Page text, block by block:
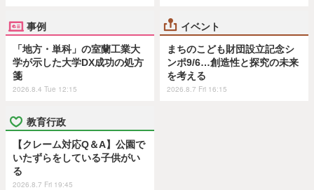
事例
「地方・単科」の室蘭工業大
学が示した大学DX成功の処方
箋
2026.8.4 Tue 12:15
イベント
まちのこども財団設立記念シ
ンポ9/6…創造性と探究の未来
を考える
2026.8.7 Fri 16:15
教育行政
【クレーム対応Q＆A】公園で
いたずらをしている子供がい
る
2026.8.7 Fri 19:45